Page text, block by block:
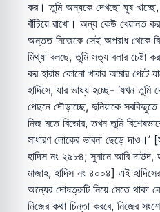
কর। তুমি অন্যকে দেখছো ঘুষ
বাঁচিয়ে রাখো। অন্য কেউ খেয়ানত
অন্তত নিজেকে সেই অপরাধ থেকে
মিথ্যা বলছে, তুমি সত্য বলার চেষ্টা
কর হারাম কোনো খাবার আমার পেটে
হাদিসে, যার ভাষ্য হচ্ছে- ‘যখন তুমি
পেছনে দৌড়াচ্ছে, দুনিয়াকে
নিজ মতে বিভোর, তখন তুমি
সাধারণ লোকের ভাবনা ছেড়ে দাও।’
হাদিস নং ২৯৮৪; সুনানে আবি দাউদ,
মাজাহ, হাদিস নং ৪০০৪] এই
অন্যের দোষত্রুটি নিয়ে মেতে থাকা
নিজের কথা চিন্তা করবে, নিজের